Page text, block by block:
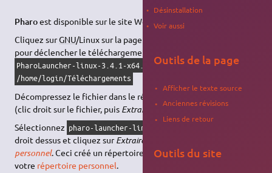
Pharoest disponible sur le site Web officiel de
Cliquez surGNU/Linux sur la page
pour déclencher le téléchargement du fichier
PharoLauncher-linux-3.4.1-x64.zipdans le répertoire
/home/login/Téléchargements
Décompressez le fichier dans le répertoire
(clic droit sur le fichier, puis Extraire ici ).
Sélectionnez pharo-launcher-linux.tar
droit dessus et cliquez surExtraire vers…
personnel. Ceci créé un répertoire ~/pharo-launcher dans
votre répertoire personnel.
Désinstallation
Voir aussi
Outils de la page
Afficher le texte source
Anciennes révisions
Liens de retour
Outils du site